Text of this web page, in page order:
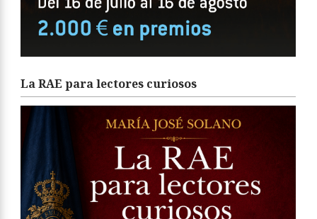
La RAE para lectores curiosos